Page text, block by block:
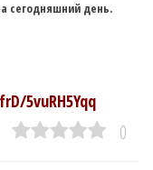
сегодняшний день.
5vuRH5Yqq
0